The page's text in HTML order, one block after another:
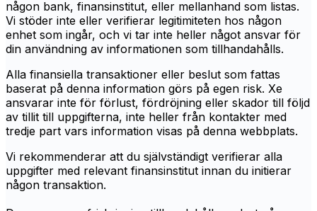
någon bank, finansinstitut, eller mellanhand som listas.
Vi stöder inte eller verifierar legitimiteten hos någon
enhet som ingår, och vi tar inte heller något ansvar för
din användning av informationen som tillhandahålls.
Alla finansiella transaktioner eller beslut som fattas
baserat på denna information görs på egen risk. Xe
ansvarar inte för förlust, fördröjning eller skador till följd
av tillit till uppgifterna, inte heller från kontakter med
tredje part vars information visas på denna webbplats.
Vi rekommenderar att du självständigt verifierar alla
uppgifter med relevant finansinstitut innan du initierar
någon transaktion.